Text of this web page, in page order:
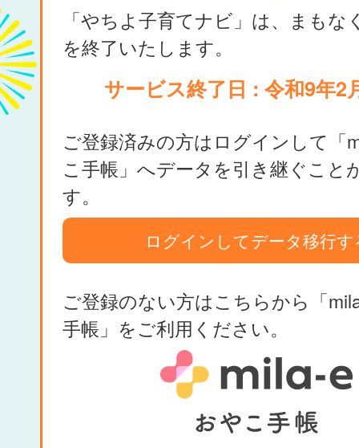
「やちよ子育てナビ」は、まもな
を終了いたします。
サービス終了日 : 令和9年2
ご登録済みの方はログインして「
こ手帳」へデータを引き継ぐこと
す。
ログインしてデータ移行す
ご登録のない方はこちらから「
手帳」をご利用ください。